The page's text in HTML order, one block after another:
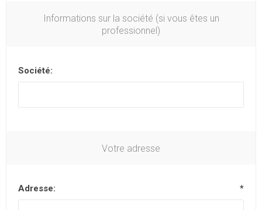
Informations sur la société (si vous êtes un
professionnel)
Société:
Votre adresse
Adresse: *